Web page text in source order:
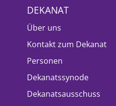
DEKANAT
Über uns
Kontakt zum Dekanat
Personen
Dekanatssynode
Dekanatsausschuss